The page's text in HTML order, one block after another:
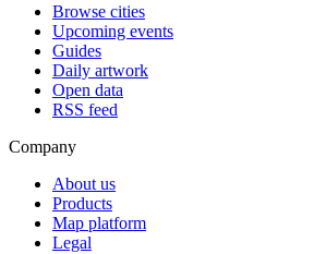
Browse cities
Upcoming events
Guides
Daily artwork
Open data
RSS feed
Company
About us
Products
Map platform
Legal